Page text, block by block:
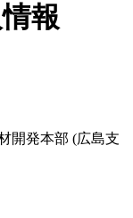
報
開発本部 (広島支